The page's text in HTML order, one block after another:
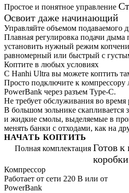
Простое и понятное управление
Освоит даже начинающий
Управляйте объемом подаваемого
Плавная регулировка подачи дыма
установить нужный режим
равномерный или быстрый с
Коптите в любых условиях
С Hanhi Ultra вы можете коптить
Просто подключите к
PowerBank через разъем Type-C.
Не требует обслуживания во время
В большом зольнике
и жидкие смолы, выделяемые в
менять банки с отходами, как на
НАЧАТЬ КОПТИТЬ
Полная комплектация Готов к
Компрессор
Работает от сети 220 В или от
PowerBank